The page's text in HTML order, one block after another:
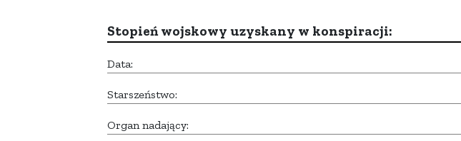
Stopień wojskowy uzyskany w konspiracji:
Data:
Starszeństwo:
Organ nadający: